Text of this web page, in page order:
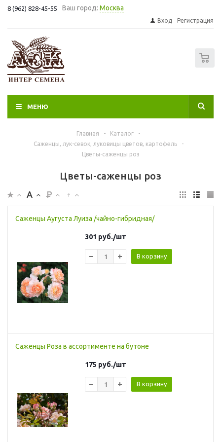
8 (962) 828-45-55 Ваш город: Москва
Вход Регистрация
МЕНЮ
Главная - Каталог
-
Саженцы, лук-севок, луковицы цветов, картофель
-
Цветы-саженцы роз
Цветы-саженцы роз
Саженцы Аугуста Луиза /чайно-гибридная/
301 руб./шт
В корзину
Саженцы Роза в ассортименте на бутоне
175 руб./шт
В корзину